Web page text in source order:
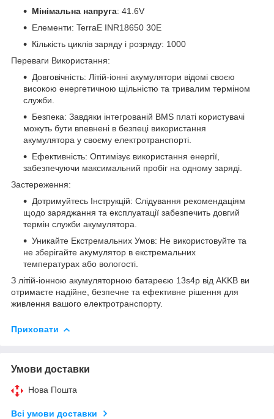
Мінімальна напруга: 41.6V
Елементи: TerraE INR18650 30E
Кількість циклів заряду і розряду: 1000
Переваги Використання:
Довговічність: Літій-іонні акумулятори відомі своєю
високою енергетичною щільністю та тривалим терміном
служби.
Безпека: Завдяки інтегрованій BMS платі користувачі
можуть бути впевнені в безпеці використання
акумулятора у своєму електротранспорті.
Ефективність: Оптимізує використання енергії,
забезпечуючи максимальний пробіг на одному заряді.
Застереження:
Дотримуйтесь Інструкцій: Слідування рекомендаціям
щодо заряджання та експлуатації забезпечить довгий
термін служби акумулятора.
Уникайте Екстремальних Умов: Не використовуйте та
не зберігайте акумулятор в екстремальних
температурах або вологості.
З літій-іонною акумуляторною батареєю 13s4p від AKKB ви
отримаєте надійне, безпечне та ефективне рішення для
живлення вашого електротранспорту.
Приховати
Умови доставки
Нова Пошта
Всі умови доставки